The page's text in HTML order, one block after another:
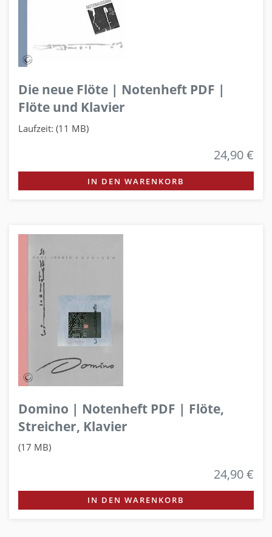
Die neue Flöte | Notenheft PDF |
Flöte und Klavier
Laufzeit: (11 MB)
24,90 €
IN DEN WARENKORB
Domino | Notenheft PDF | Flöte,
Streicher, Klavier
(17 MB)
24,90 €
IN DEN WARENKORB